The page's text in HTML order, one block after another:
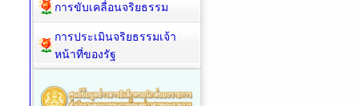
การขับเคลื่อนจริยธรรม
การประเมินจริยธรรมเจ้า
หน้าที่ของรัฐ